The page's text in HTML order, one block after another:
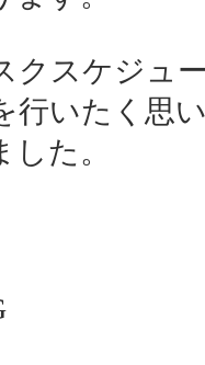
クスケジュ
行いたく思
た。